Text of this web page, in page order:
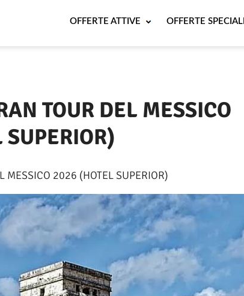
OFFERTE ATTIVE OFFERTE SPECIALI
TOUR DEL MESSICO
MESSICO 2026 (HOTEL SUPERIOR)